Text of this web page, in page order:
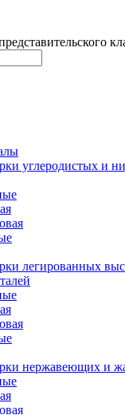
углеродистых и
легированных
нержавеющих и